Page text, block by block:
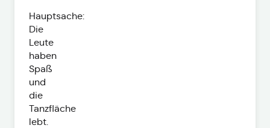
Hauptsache:
Die
Leute
haben
Spaß
und
die
Tanzfläche
lebt.